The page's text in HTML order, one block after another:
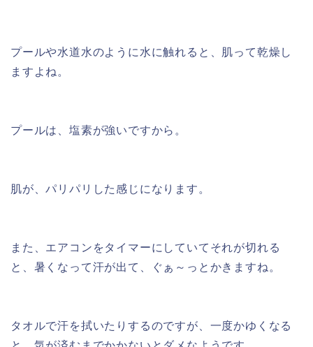
プールや水道水のように水に触れると、肌って乾燥し
ますよね。
プールは、塩素が強いですから。
肌が、パリパリした感じになります。
また、エアコンをタイマーにしていてそれが切れる
と、暑くなって汗が出て、ぐぁ～っとかきますね。
タオルで汗を拭いたりするのですが、一度かゆくなる